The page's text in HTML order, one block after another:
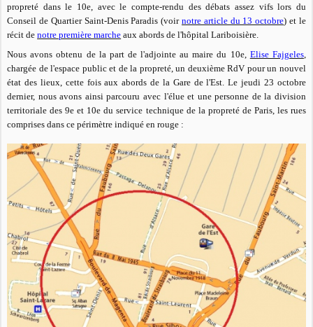
propreté dans le 10e, avec le compte-rendu des débats assez vifs lors du
Conseil de Quartier Saint-Denis Paradis (voir notre article du 13 octobre) et le
récit de notre première marche aux abords de l'hôpital Lariboisière.
Nous avons obtenu de la part de l'adjointe au maire du 10e, Elise Fajgeles,
chargée de l'espace public et de la propreté, un deuxième RdV pour un nouvel
état des lieux, cette fois aux abords de la Gare de l'Est. Le jeudi 23 octobre
dernier, nous avons ainsi parcouru avec l'élue et une personne de la division
territoriale des 9e et 10e du service technique de la propreté de Paris, les rues
comprises dans ce périmètre indiqué en rouge :